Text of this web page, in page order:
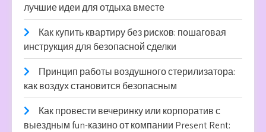
лучшие идеи для отдыха вместе
Как купить квартиру без рисков: пошаговая
инструкция для безопасной сделки
Принцип работы воздушного стерилизатора:
как воздух становится безопасным
Как провести вечеринку или корпоратив с
выездным fun-казино от компании Present Rent: